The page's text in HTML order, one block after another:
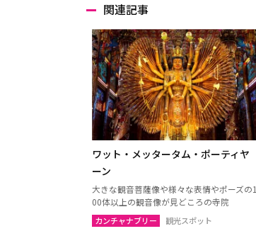
関連記事
ワット・メッタータム・ポーティヤ
ーン
大きな観音菩薩像や様々な表情やポーズの1
00体以上の観音像が見どころの寺院
カンチャナブリー 観光スポット